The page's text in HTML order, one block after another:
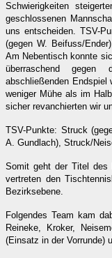
Schwierigkeiten
geschlossenen
uns entscheiden. TSV-
(gegen W. Beifuss/
Am Nebentisch konnte
überraschend
abschließenden Endspiel
weniger Mühe als im
sicher revanchierten wir
TSV-Punkte: Struck
A. Gundlach), Struck/
Somit geht der Titel des
vertreten den
Bezirksebene.
Folgendes Team kam
Reineke, Kroker,
(Einsatz in der Vorrunde)